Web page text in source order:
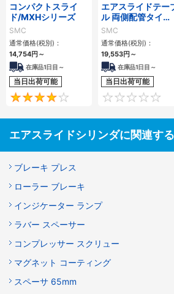
コンパクトスライ
ド/MXHシリーズ
SMC
通常価格(税別)：
14,754円～
在庫品1日目～
当日出荷可能
4
エアスライドテー
ル 両側配管タイ
プ/MXQ□Aシリー
ズ
SMC
通常価格(税別)：
19,553円～
在庫品1日目～
当日出荷可能
エアスライドシリンダに関連す
ブレーキ プレス
ローラー ブレーキ
インジケーター ランプ
ラバー スペーサー
コンプレッサー スクリュー
マグネット コーティング
スペーサ 65mm